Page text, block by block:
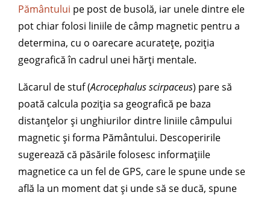
Pământului pe post de busolă, iar unele dintre ele
pot chiar folosi liniile de câmp magnetic pentru a
determina, cu o oarecare acuratețe, poziția
geografică în cadrul unei hărți mentale.
Lăcarul de stuf (Acrocephalus scirpaceus) pare să
poată calcula poziția sa geografică pe baza
distanțelor și unghiurilor dintre liniile câmpului
magnetic și forma Pământului. Descoperirile
sugerează că păsările folosesc informațiile
magnetice ca un fel de GPS, care le spune unde se
află la un moment dat și unde să se ducă, spune